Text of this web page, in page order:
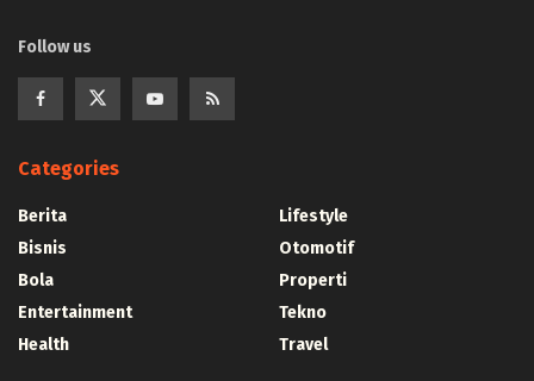
Follow us
Categories
Berita
Bisnis
Bola
Entertainment
Health
Lifestyle
Otomotif
Properti
Tekno
Travel